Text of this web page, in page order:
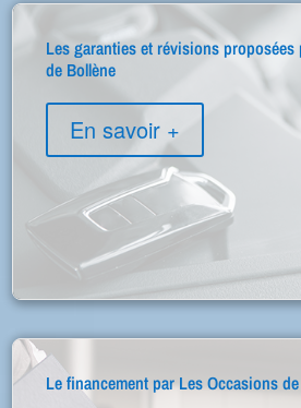
Les garanties et révisions
de Bollène
En savoir +
Le financement par Les Occasions